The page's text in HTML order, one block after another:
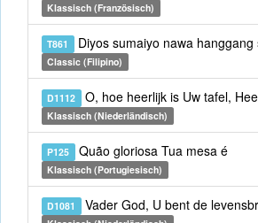
Klassisch (Französisch)
T861 Diyos sumaiyo nawa hanggang
Classic (Filipino)
D1112 O, hoe heerlijk is Uw tafel,
Klassisch (Niederländisch)
P125 Quão gloriosa Tua mesa é
Klassisch (Portugiesisch)
D1081 Vader God, U bent de